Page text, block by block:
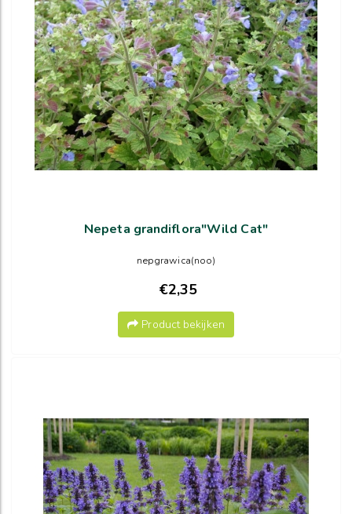
Nepeta grandiflora"Wild Cat"
nepgrawica(noo)
€2,35
Product bekijken